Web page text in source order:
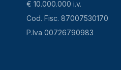
€ 10.000.000 i.v.
Cod. Fisc. 87007530170
P.Iva 00726790983